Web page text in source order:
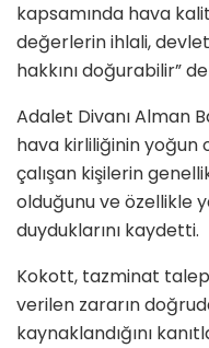
kapsamında hava
değerlerin ihlali,
hakkını doğurabilir”
Adalet Divanı Alman
hava kirliliğinin yoğun
çalışan kişilerin
olduğunu ve özellikle
duyduklarını kaydetti.
Kokott, tazminat talep
verilen zararın
kaynaklandığını